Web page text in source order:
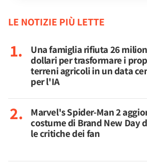
LE NOTIZIE PIÙ LETTE
Una famiglia rifiuta 26
dollari per trasformare i
terreni agricoli in un data
per l'IA
Marvel's Spider-Man 2
costume di Brand New Day
le critiche dei fan